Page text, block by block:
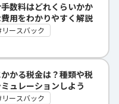
数料はどれくらいかか
用をわかりやすく解説
リースバック
かる税金は？種類や税
ュレーションしよう
リースバック